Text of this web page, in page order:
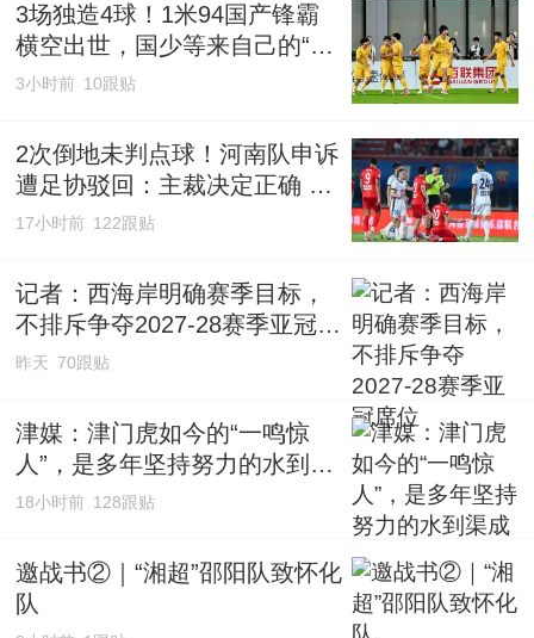
3场独造4球！1米94国产锋霸
横空出世，国少等来自己的“哈
兰德”
3小时前 10跟贴
2次倒地未判点球！河南队申诉
遭足协驳回：主裁决定正确 英
博未获利
17小时前 122跟贴
记者：西海岸明确赛季目标，
不排斥争夺2027-28赛季亚冠席
位
昨天 70跟贴
津媒：津门虎如今的“一鸣惊
人”，是多年坚持努力的水到渠
成
18小时前 128跟贴
邀战书②｜“湘超”邵阳队致怀化
队